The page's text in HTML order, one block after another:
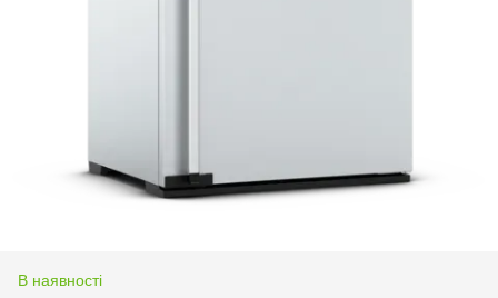
В наявності